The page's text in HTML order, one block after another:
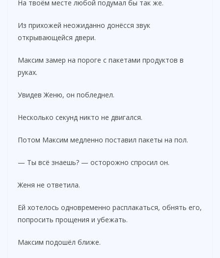
На твоём месте любой подумал бы так же.
Из прихожей неожиданно донёсся звук
открывающейся двери.
Максим замер на пороге с пакетами продуктов в
руках.
Увидев Женю, он побледнел.
Несколько секунд никто не двигался.
Потом Максим медленно поставил пакеты на пол.
— Ты всё знаешь? — осторожно спросил он.
Женя не ответила.
Ей хотелось одновременно расплакаться, обнять его,
попросить прощения и убежать.
Максим подошёл ближе.